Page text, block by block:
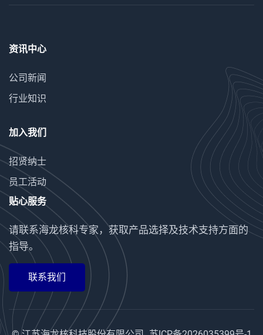
资讯中心
公司新闻
行业知识
加入我们
招贤纳士
员工活动
贴心服务
请联系海龙核科专家，获取产品选择及技术支持方面的
指导。
联系我们